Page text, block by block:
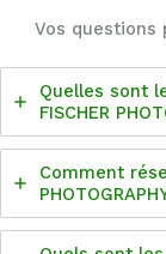
Vos questions
Quelles sont
FISCHER
Comment